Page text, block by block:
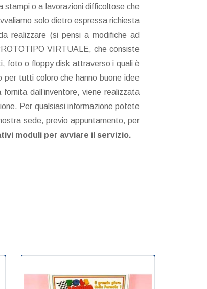
stampi o a lavorazioni difficoltose che
solo dietro espressa richiesta
realizzare (si pensi a modifiche ad
VIRTUALE, che consiste
foto o floppy disk attraverso i quali è
tutti coloro che hanno buone idee
dall’inventore, viene realizzata
Per qualsiasi informazione potete
sede, previo appuntamento, per
moduli per avviare il servizio.